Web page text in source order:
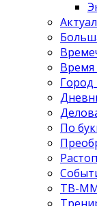
Время
Город
По
ТВ-